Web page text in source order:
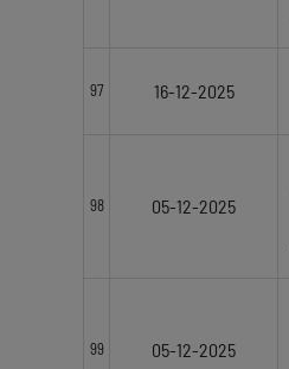
97 16-12-2025
98 05-12-2025
99 05-12-2025